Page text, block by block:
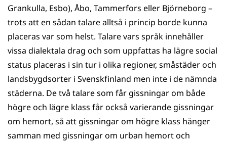
Grankulla, Esbo), Åbo, Tammerfors eller Björneborg –
trots att en sådan talare alltså i princip borde kunna
placeras var som helst. Talare vars språk innehåller
vissa dialektala drag och som uppfattas ha lägre social
status placeras i sin tur i olika regioner, småstäder och
landsbygdsorter i Svenskfinland men inte i de nämnda
städerna. De två talare som får gissningar om både
högre och lägre klass får också varierande gissningar
om hemort, så att gissningar om högre klass hänger
samman med gissningar om urban hemort och